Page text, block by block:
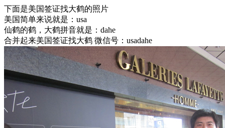
下面是美国签证找大鹤的照片
美国简单来说就是：usa
仙鹤的鹤，大鹤拼音就是：dahe
合并起来美国签证找大鹤 微信号：usadahe